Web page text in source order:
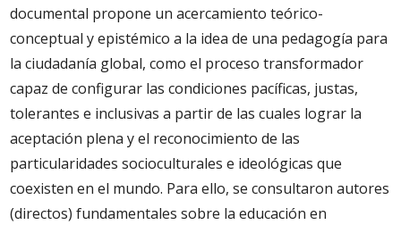
documental propone un acercamiento teórico-
conceptual y epistémico a la idea de una pedagogía para
la ciudadanía global, como el proceso transformador
capaz de configurar las condiciones pacíficas, justas,
tolerantes e inclusivas a partir de las cuales lograr la
aceptación plena y el reconocimiento de las
particularidades socioculturales e ideológicas que
coexisten en el mundo. Para ello, se consultaron autores
(directos) fundamentales sobre la educación en